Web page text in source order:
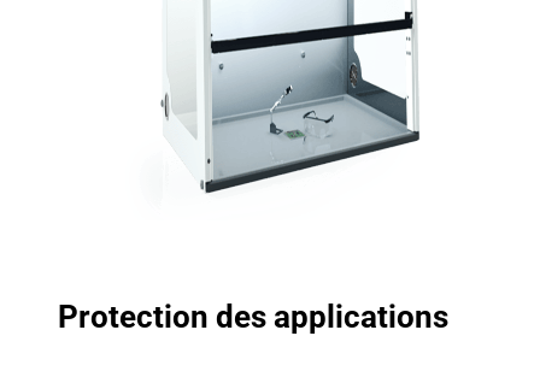
Protection des applications